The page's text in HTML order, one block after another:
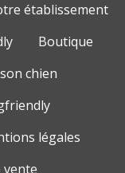
établissement
Boutique
chien
légales
vente